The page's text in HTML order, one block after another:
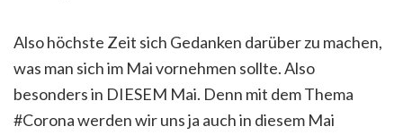
Also höchste Zeit sich Gedanken darüber zu machen,
was man sich im Mai vornehmen sollte. Also
besonders in DIESEM Mai. Denn mit dem Thema
#Corona werden wir uns ja auch in diesem Mai